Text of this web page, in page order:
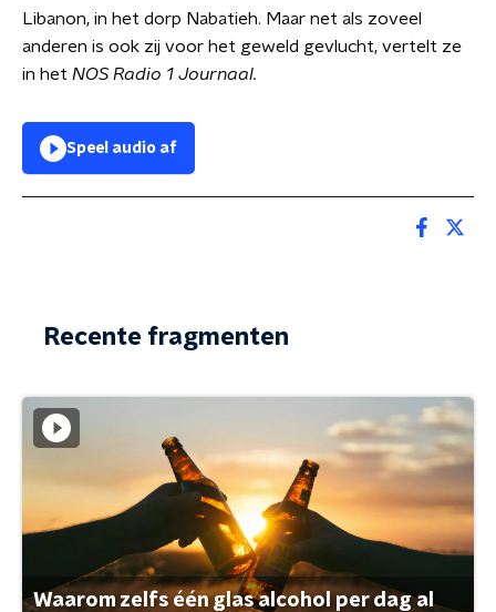
Libanon, in het dorp Nabatieh. Maar net als zoveel
anderen is ook zij voor het geweld gevlucht, vertelt ze
in het NOS Radio 1 Journaal.
Speel audio af
Recente fragmenten
Waarom zelfs één glas alcohol per dag al